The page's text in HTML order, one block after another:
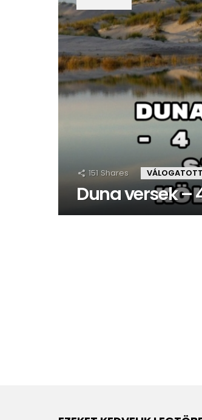
151 Shares
Duna versek –